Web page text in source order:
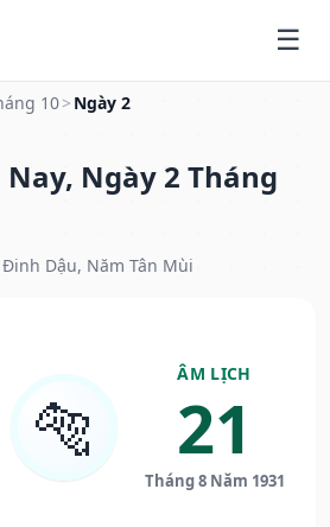
10> Ngày 2
Ngày 2 Tháng
Dậu, Năm Tân Mùi
🐅
ÂM LỊCH
21
Tháng 8 Năm 1931